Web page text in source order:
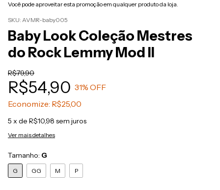
Você pode aproveitar esta promoção em qualquer produto da loja.
SKU: AVMR-baby005
Baby Look Coleção Mestres
do Rock Lemmy Mod II
R$79,90
R$54,90 31% OFF
Economize: R$25,00
5 x de R$10,98 sem juros
Ver mais detalhes
Tamanho: G
G GG M P